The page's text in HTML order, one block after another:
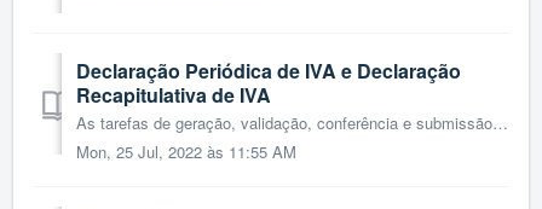
Declaração Periódica de IVA e Declaração
Recapitulativa de IVA
As tarefas de geração, validação, conferência e submissão das Declarações Periódicas e Recapitulativas de IVA estão posicionadas no menu Contabilidade >R...
Mon, 25 Jul, 2022 às 11:55 AM